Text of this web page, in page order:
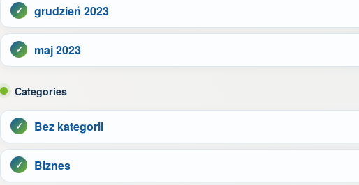
grudzień 2023
maj 2023
Categories
Bez kategorii
Biznes